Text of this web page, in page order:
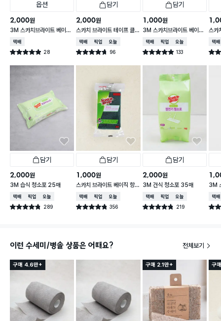
옵션
2,000원
3M 스카치브라이트 베이직
택배배송
별점 4.9점 28
건 작성
담기
2,000원
스카치 브라이트 테이프 클
택배배송매장픽업오늘배송
별점 4.7점 96
건 작성
담기
1,000원
3M 스카치브라이트 베이직
택배배송매장픽업오늘배송
별점 4.9점 133
건 작성
스카
택배
별점
담기
2,000원
3M 습식 청소포 25매
택배배송매장픽업오늘배송
별점 4.8점 289
건 작성
담기
1,000원
스카치 브라이트 베이직 항
균스펀지 다목적 수세미 1P
택배배송매장픽업오늘배송
별점 4.8점 356
건 작성
담기
2,000원
3M 건식 청소포 35매
택배배송매장픽업오늘배송
별점 4.8점 219
건 작성
3M
넘
택배
별점
이런 수세미/병솔 상품은 어때요? 전체보기
구매 4.6만+ 구매 2.1만+ 구